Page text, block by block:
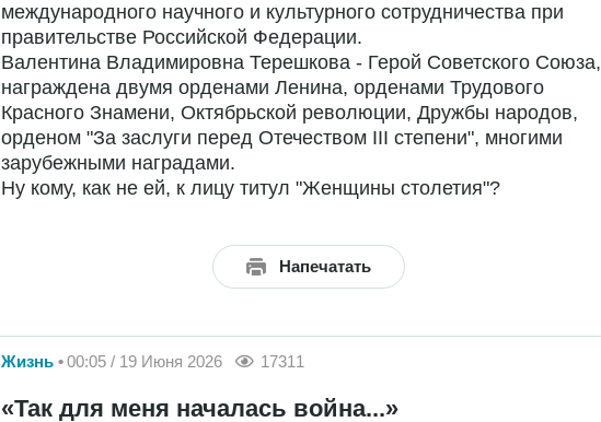
международного научного и культурного сотрудничества при
правительстве Российской Федерации.
Валентина Владимировна Терешкова - Герой Советского Союза,
награждена двумя орденами Ленина, орденами Трудового
Красного Знамени, Октябрьской революции, Дружбы народов,
орденом "За заслуги перед Отечеством III степени", многими
зарубежными наградами.
Ну кому, как не ей, к лицу титул "Женщины столетия"?
Напечатать
Жизнь 00:05 / 19 Июня 2026 17311
«Так для меня началась война...»